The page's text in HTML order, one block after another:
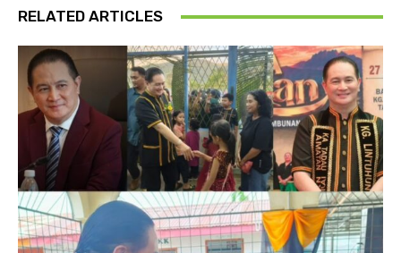
RELATED ARTICLES